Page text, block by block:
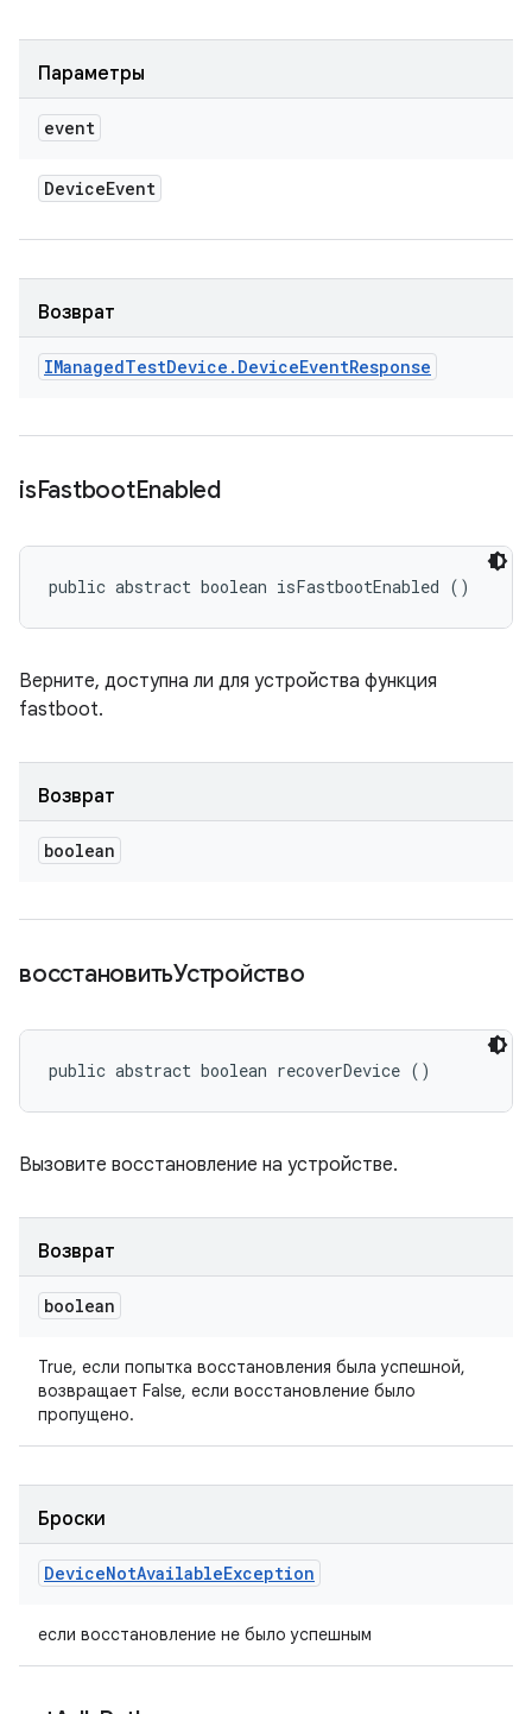
Параметры
event
DeviceEvent
Возврат
IManagedTestDevice . DeviceEventResponse
isFastbootEnabled
public abstract boolean isFastbootEnabled ()
Верните, доступна ли для устройства функция
fastboot.
Возврат
boolean
восстановитьУстройство
public abstract boolean recoverDevice ()
Вызовите восстановление на устройстве.
Возврат
boolean
True, если попытка восстановления была успешной,
возвращает False, если восстановление было
пропущено.
Броски
DeviceNotAvailableException
если восстановление не было успешным